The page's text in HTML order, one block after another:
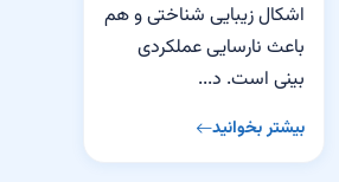
اشکال زیبایی شناختی و هم
باعث نارسایی عملکردی
بینی است. د...
بیشتر بخوانید